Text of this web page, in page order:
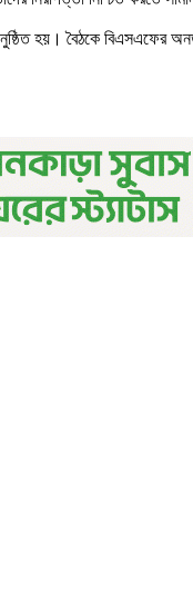
অনুষ্ঠিত হয়। বৈঠকে